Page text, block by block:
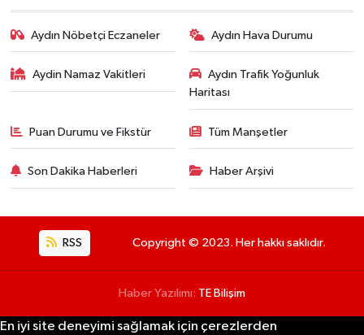
Aydın Nöbetçi Eczaneler Aydın Hava Durumu
Aydin Namaz Vakitleri
Aydın Trafik Yoğunluk
Haritası
Puan Durumu ve Fikstür Tüm Manşetler
Son Dakika Haberleri Haber Arşivi
RSS Copyright © 2023. Her hakkı saklıdır.
Haber Yazılımı: TE Bilişim
En iyi site deneyimi sağlamak için çerezlerden